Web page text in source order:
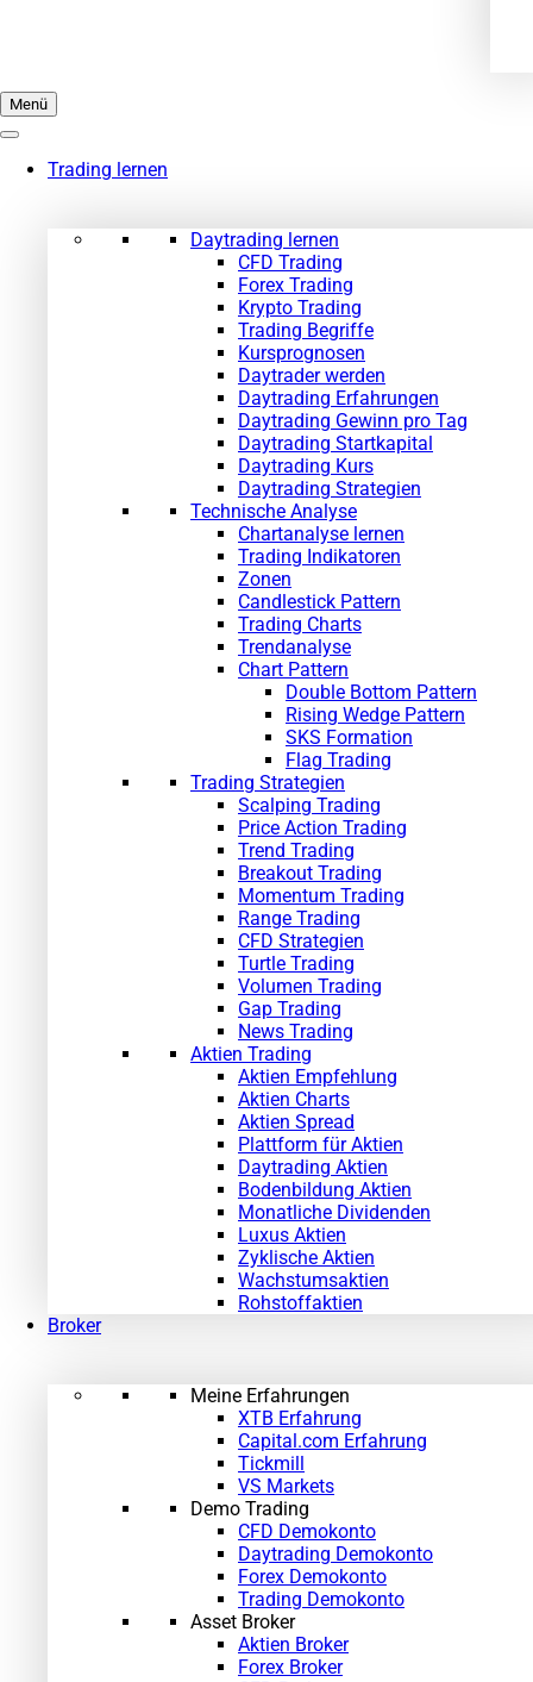
Menü
Trading lernen
Daytrading lernen
CFD Trading
Forex Trading
Krypto Trading
Trading Begriffe
Kursprognosen
Daytrader werden
Daytrading Erfahrungen
Daytrading Gewinn pro Tag
Daytrading Startkapital
Daytrading Kurs
Daytrading Strategien
Technische Analyse
Chartanalyse lernen
Trading Indikatoren
Zonen
Candlestick Pattern
Trading Charts
Trendanalyse
Chart Pattern
Double Bottom Pattern
Rising Wedge Pattern
SKS Formation
Flag Trading
Trading Strategien
Scalping Trading
Price Action Trading
Trend Trading
Breakout Trading
Momentum Trading
Range Trading
CFD Strategien
Turtle Trading
Volumen Trading
Gap Trading
News Trading
Aktien Trading
Aktien Empfehlung
Aktien Charts
Aktien Spread
Plattform für Aktien
Daytrading Aktien
Bodenbildung Aktien
Monatliche Dividenden
Luxus Aktien
Zyklische Aktien
Wachstumsaktien
Rohstoffaktien
Broker
Meine Erfahrungen
XTB Erfahrung
Capital.com Erfahrung
Tickmill
VS Markets
Demo Trading
CFD Demokonto
Daytrading Demokonto
Forex Demokonto
Trading Demokonto
Asset Broker
Aktien Broker
Forex Broker